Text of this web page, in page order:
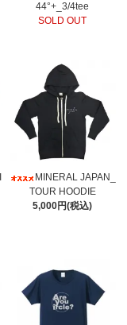
44°+_3/4tee
SOLD OUT
MINERAL JAPAN_
TOUR HOODIE
5,000円(税込)